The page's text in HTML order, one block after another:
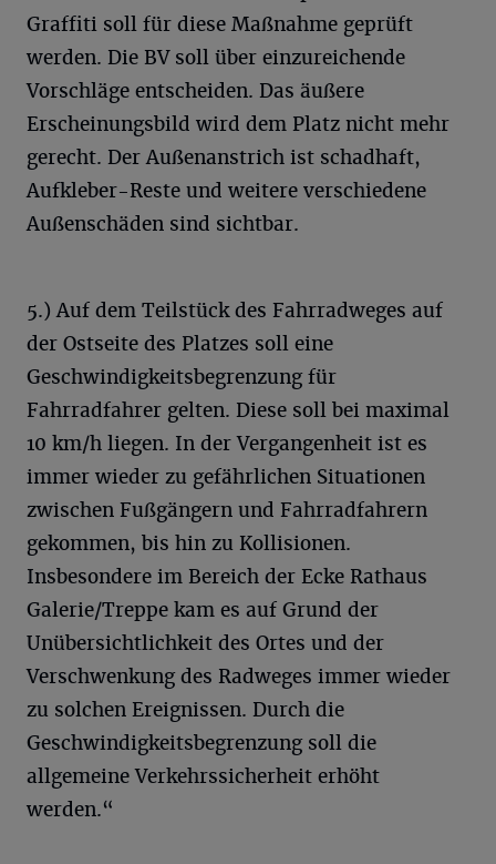
Graffiti soll für diese Maßnahme geprüft
werden. Die BV soll über einzureichende
Vorschläge entscheiden. Das äußere
Erscheinungsbild wird dem Platz nicht mehr
gerecht. Der Außenanstrich ist schadhaft,
Aufkleber-Reste und weitere verschiedene
Außenschäden sind sichtbar.
5.) Auf dem Teilstück des Fahrradweges auf
der Ostseite des Platzes soll eine
Geschwindigkeitsbegrenzung für
Fahrradfahrer gelten. Diese soll bei maximal
10 km/h liegen. In der Vergangenheit ist es
immer wieder zu gefährlichen Situationen
zwischen Fußgängern und Fahrradfahrern
gekommen, bis hin zu Kollisionen.
Insbesondere im Bereich der Ecke Rathaus
Galerie/Treppe kam es auf Grund der
Unübersichtlichkeit des Ortes und der
Verschwenkung des Radweges immer wieder
zu solchen Ereignissen. Durch die
Geschwindigkeitsbegrenzung soll die
allgemeine Verkehrssicherheit erhöht
werden.“